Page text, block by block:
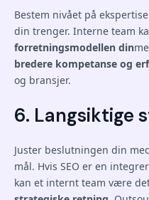
Bestem nivået på
din trenger. Interne team
forretningsmodellen din
bredere kompetanse og
og bransjer.
6. Langsiktige
Juster beslutningen din
mål. Hvis SEO er en
kan et internt team være